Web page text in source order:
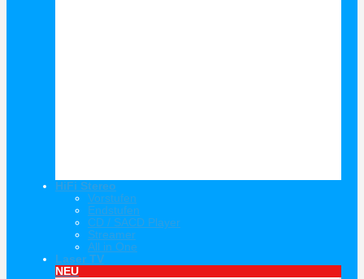
HiFi Stereo
Vorstufen
Endstufen
CD / SACD Player
Streamer
All in One
Laser TV
NEU